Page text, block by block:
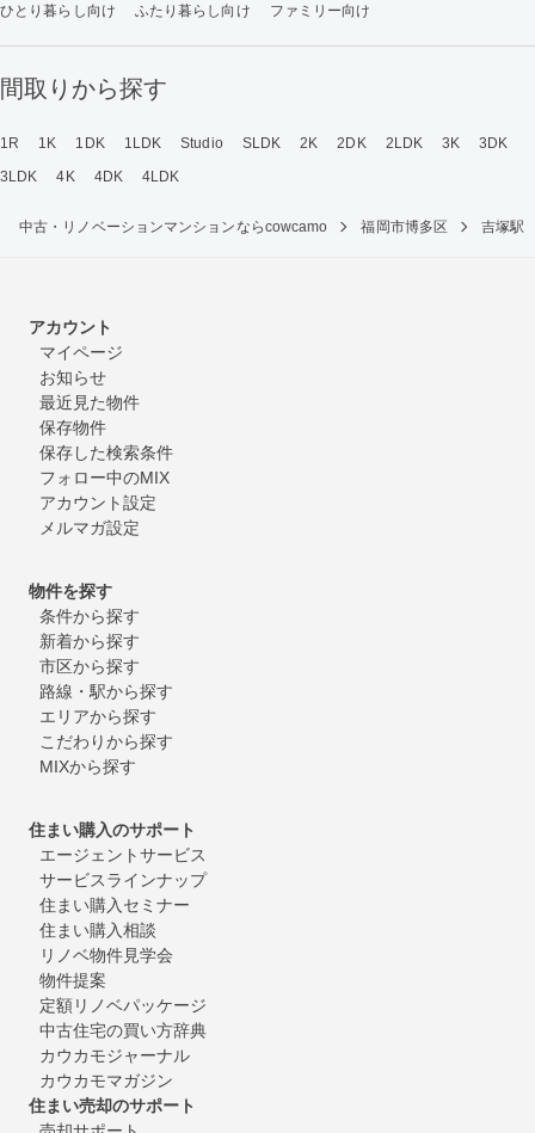
ひとり暮らし向け
ふたり暮らし向け ファミリー向け
間取りから探す
1R 1K 1DK 1LDK Studio SLDK 2K 2DK 2LDK 3K
3DK
3LDK
4K 4DK 4LDK
中古・リノベーションマンションならcowcamo 福岡市博多区 吉塚駅
アカウント
マイページ
お知らせ
最近見た物件
保存物件
保存した検索条件
フォロー中のMIX
アカウント設定
メルマガ設定
物件を探す
条件から探す
新着から探す
市区から探す
路線・駅から探す
エリアから探す
こだわりから探す
MIXから探す
住まい購入のサポート
エージェントサービス
サービスラインナップ
住まい購入セミナー
住まい購入相談
リノベ物件見学会
物件提案
定額リノベパッケージ
中古住宅の買い方辞典
カウカモジャーナル
カウカモマガジン
住まい売却のサポート